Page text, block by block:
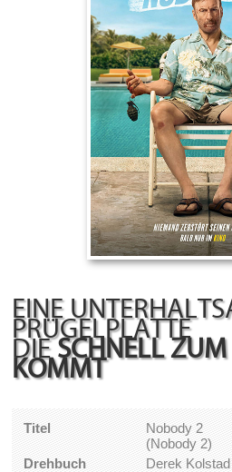
EINE
PRÜGELPLATTE
DIESCHNELL
KOMMT
Titel
Nobody 2
(Nobody 2)
Drehbuch
Derek